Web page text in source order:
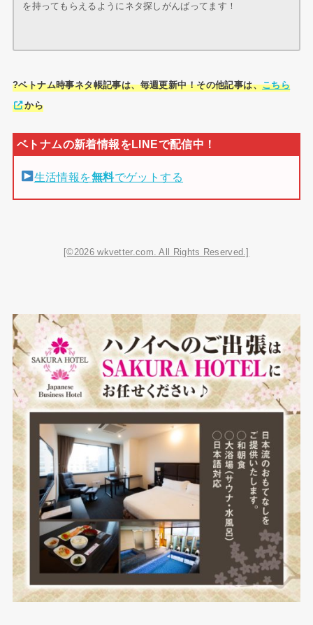
を持ってもらえるようにネタ探しがんばってます！
?ベトナム時事ネタ帳記事は、毎週更新中！その他記事は、こちら
から
生活情報を無料でゲットする
[©2026 wkvetter.com. All Rights Reserved.]